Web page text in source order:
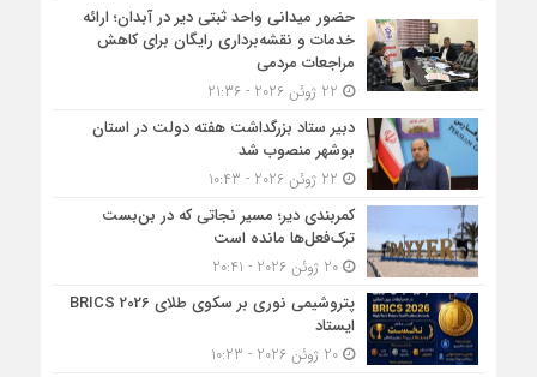
حضور میدانی واحد ثبتی دیر در آبدان؛ ارائه
خدمات و نقشه‌برداری رایگان برای کاهش
مراجعات مردمی
دبیر ستاد بزرگداشت هفته دولت در استان
بوشهر منصوب شد
کمربندی دیر؛ مسیر نجاتی که در بن‌بست
ترک‌فعل‌ها مانده است
20 ژوئن 2026 - 20:41
پتروشیمی نوری بر سکوی طلای BRICS 2026
ایستاد
20 ژوئن 2026 - 10:23